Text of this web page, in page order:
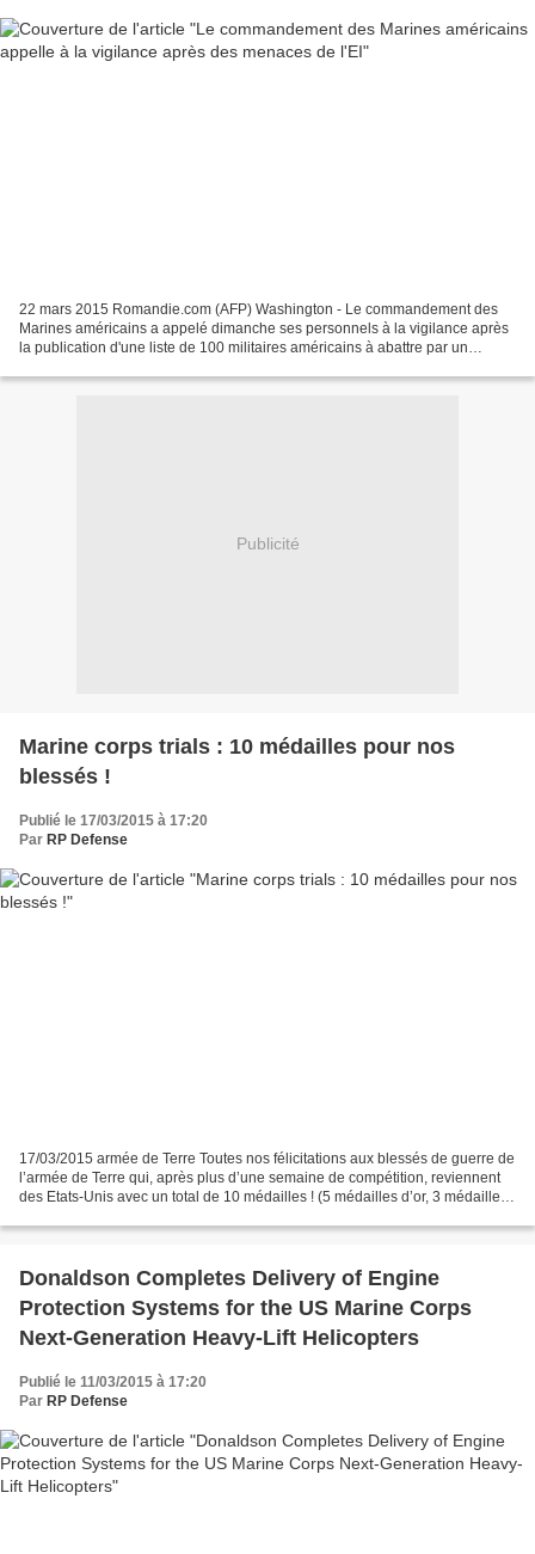
22 mars 2015 Romandie.com (AFP) Washington - Le commandement des
Marines américains a appelé dimanche ses personnels à la vigilance après
la publication d'une liste de 100 militaires américains à abattre par un
Publicité
Marine corps trials : 10 médailles pour nos
blessés !
Publié le 17/03/2015 à 17:20
Par RP Defense
17/03/2015 armée de Terre Toutes nos félicitations aux blessés de guerre de
l’armée de Terre qui, après plus d’une semaine de compétition, reviennent
des Etats-Unis avec un total de 10 médailles ! (5 médailles d’or, 3 médailles
Donaldson Completes Delivery of Engine
Protection Systems for the US Marine Corps
Next-Generation Heavy-Lift Helicopters
Publié le 11/03/2015 à 17:20
Par RP Defense